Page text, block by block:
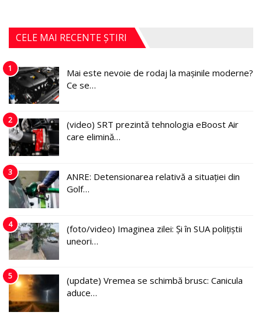
CELE MAI RECENTE ȘTIRI
1
Mai este nevoie de rodaj la mașinile moderne?
Ce se…
2
(video) SRT prezintă tehnologia eBoost Air
care elimină…
3
ANRE: Detensionarea relativă a situației din
Golf…
4
(foto/video) Imaginea zilei: Și în SUA polițiștii
uneori…
5
(update) Vremea se schimbă brusc: Canicula
aduce…